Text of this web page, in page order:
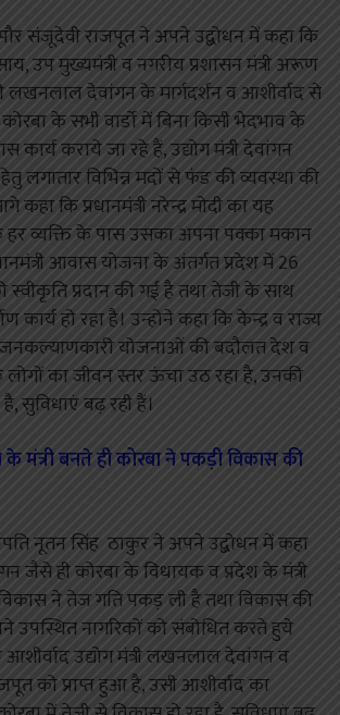
संजूदेवी राजपूत ने अपने उद्बोधन में कहा कि
उप मुख्यमंत्री व नगरीय प्रशासन मंत्री अरूण
लखनलाल देवांगन के मार्गदर्शन व आशीर्वाद से
के सभी वार्डो में बिना किसी भेदभाव के
कराये जा रहे हैं, उद्योग मंत्री देवांगन
हेतु लगातार विभिन्न मदों से फंड की व्यवस्था की
कहा कि प्रधानमंत्री नरेन्द्र मोदी का यह
व्यक्ति के पास उसका अपना पक्का मकान
आवास योजना के अंतर्गत प्रदेश में 26
प्रदान की गई है तथा तेजी के साथ
कार्य हो रहा है। उन्होने कहा कि केन्द्र व राज्य
जनकल्याणकारी योजनाओं की बदौलत देश व
लोगों का जीवन स्तर ऊंचा उठ रहा है, उनकी
सुविधाएं बढ़ रही हैं।
मंत्री बनते ही कोरबा ने पकड़ी विकास की
नूतन सिंह ठाकुर ने अपने उद्बोधन में कहा
जैसे ही कोरबा के विधायक व प्रदेश के मंत्री
ने तेज गति पकड़ ली है तथा विकास की
उपस्थित नागरिकों को संबोधित करते हुये
उद्योग मंत्री लखनलाल देवांगन व
को प्राप्त हुआ है, उसी आशीर्वाद का